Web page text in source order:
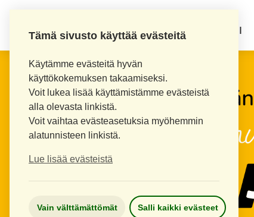
Tämä sivusto käyttää evästeitä
Käytämme evästeitä hyvän
käyttökokemuksen takaamiseksi.
Voit lukea lisää käyttämistämme evästeistä
alla olevasta linkistä.
Voit vaihtaa evästeasetuksia myöhemmin
alatunnisteen linkistä.
Lue lisää evästeistä
Vain välttämättömät Salli kaikki evästeet
INKEROISTEN APTEEKKI